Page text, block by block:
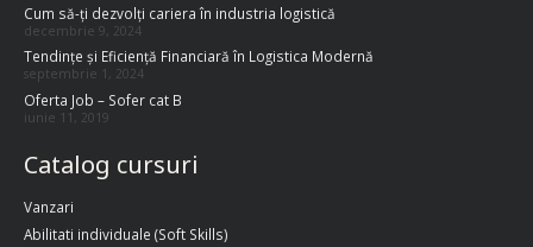
Cum să-ți dezvolți cariera în industria logistică
decembrie 9, 2024
Tendințe și Eficiență Financiară în Logistica Modernă
septembrie 1, 2024
Oferta Job – Sofer cat B
iunie 11, 2019
Catalog cursuri
Vanzari
Abilitati individuale (Soft Skills)